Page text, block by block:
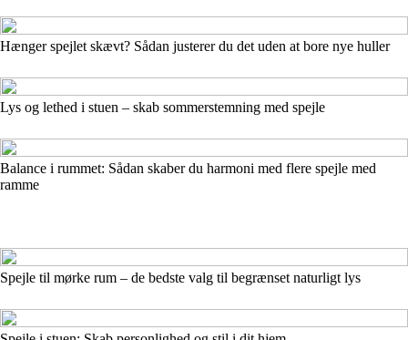
Hænger spejlet skævt? Sådan justerer du det uden at bore nye huller
Lys og lethed i stuen – skab sommerstemning med spejle
Balance i rummet: Sådan skaber du harmoni med flere spejle med
ramme
Spejle til mørke rum – de bedste valg til begrænset naturligt lys